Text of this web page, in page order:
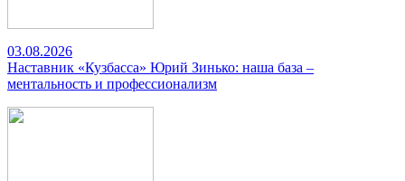
03.08.2026
Наставник «Кузбасса» Юрий Зинько: наша база –
ментальность и профессионализм